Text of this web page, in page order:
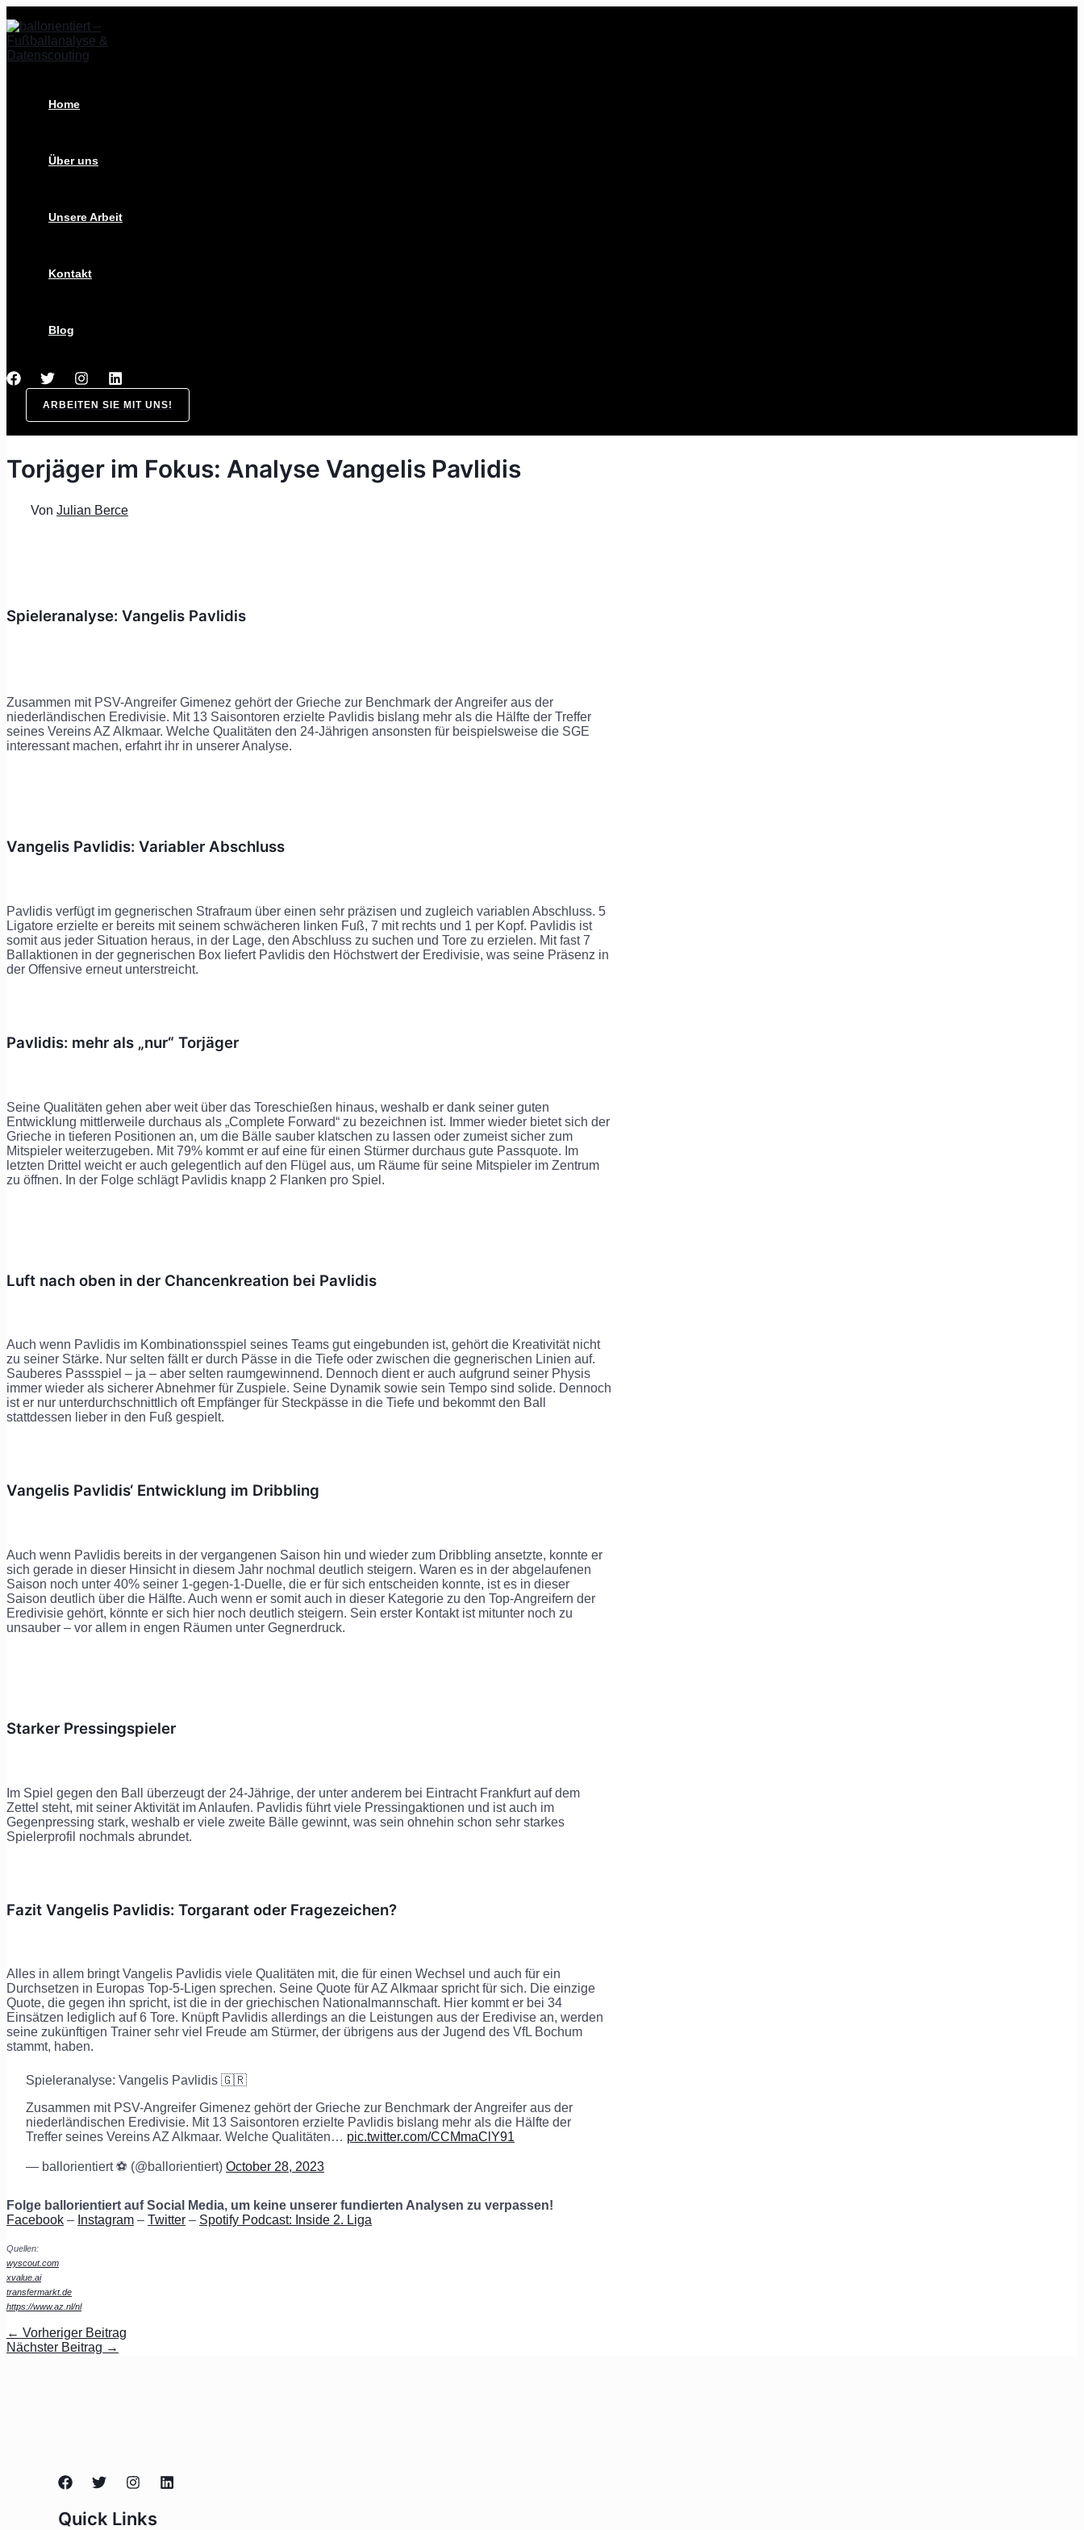
Zum
Inhalt
springen
Home
Über uns
Unsere Arbeit
Kontakt
Blog
ARBEITEN SIE MIT UNS!
Torjäger im Fokus: Analyse Vangelis Pavlidis
Von Julian Berce
Spieleranalyse: Vangelis Pavlidis
Zusammen mit PSV-Angreifer Gimenez gehört der Grieche zur Benchmark der Angreifer aus der
niederländischen Eredivisie. Mit 13 Saisontoren erzielte Pavlidis bislang mehr als die Hälfte der Treffer
seines Vereins AZ Alkmaar. Welche Qualitäten den 24-Jährigen ansonsten für beispielsweise die SGE
interessant machen, erfahrt ihr in unserer Analyse.
Vangelis Pavlidis: Variabler Abschluss
Pavlidis verfügt im gegnerischen Strafraum über einen sehr präzisen und zugleich variablen Abschluss. 5
Ligatore erzielte er bereits mit seinem schwächeren linken Fuß, 7 mit rechts und 1 per Kopf. Pavlidis ist
somit aus jeder Situation heraus, in der Lage, den Abschluss zu suchen und Tore zu erzielen. Mit fast 7
Ballaktionen in der gegnerischen Box liefert Pavlidis den Höchstwert der Eredivisie, was seine Präsenz in
der Offensive erneut unterstreicht.
Pavlidis: mehr als „nur“ Torjäger
Seine Qualitäten gehen aber weit über das Toreschießen hinaus, weshalb er dank seiner guten
Entwicklung mittlerweile durchaus als „Complete Forward“ zu bezeichnen ist. Immer wieder bietet sich der
Grieche in tieferen Positionen an, um die Bälle sauber klatschen zu lassen oder zumeist sicher zum
Mitspieler weiterzugeben. Mit 79% kommt er auf eine für einen Stürmer durchaus gute Passquote. Im
letzten Drittel weicht er auch gelegentlich auf den Flügel aus, um Räume für seine Mitspieler im Zentrum
zu öffnen. In der Folge schlägt Pavlidis knapp 2 Flanken pro Spiel.
Luft nach oben in der Chancenkreation bei Pavlidis
Auch wenn Pavlidis im Kombinationsspiel seines Teams gut eingebunden ist, gehört die Kreativität nicht
zu seiner Stärke. Nur selten fällt er durch Pässe in die Tiefe oder zwischen die gegnerischen Linien auf.
Sauberes Passspiel – ja – aber selten raumgewinnend. Dennoch dient er auch aufgrund seiner Physis
immer wieder als sicherer Abnehmer für Zuspiele. Seine Dynamik sowie sein Tempo sind solide. Dennoch
ist er nur unterdurchschnittlich oft Empfänger für Steckpässe in die Tiefe und bekommt den Ball
stattdessen lieber in den Fuß gespielt.
Vangelis Pavlidis‘ Entwicklung im Dribbling
Auch wenn Pavlidis bereits in der vergangenen Saison hin und wieder zum Dribbling ansetzte, konnte er
sich gerade in dieser Hinsicht in diesem Jahr nochmal deutlich steigern. Waren es in der abgelaufenen
Saison noch unter 40% seiner 1-gegen-1-Duelle, die er für sich entscheiden konnte, ist es in dieser
Saison deutlich über die Hälfte. Auch wenn er somit auch in dieser Kategorie zu den Top-Angreifern der
Eredivisie gehört, könnte er sich hier noch deutlich steigern. Sein erster Kontakt ist mitunter noch zu
unsauber – vor allem in engen Räumen unter Gegnerdruck.
Starker Pressingspieler
Im Spiel gegen den Ball überzeugt der 24-Jährige, der unter anderem bei Eintracht Frankfurt auf dem
Zettel steht, mit seiner Aktivität im Anlaufen. Pavlidis führt viele Pressingaktionen und ist auch im
Gegenpressing stark, weshalb er viele zweite Bälle gewinnt, was sein ohnehin schon sehr starkes
Spielerprofil nochmals abrundet.
Fazit Vangelis Pavlidis: Torgarant oder Fragezeichen?
Alles in allem bringt Vangelis Pavlidis viele Qualitäten mit, die für einen Wechsel und auch für ein
Durchsetzen in Europas Top-5-Ligen sprechen. Seine Quote für AZ Alkmaar spricht für sich. Die einzige
Quote, die gegen ihn spricht, ist die in der griechischen Nationalmannschaft. Hier kommt er bei 34
Einsätzen lediglich auf 6 Tore. Knüpft Pavlidis allerdings an die Leistungen aus der Eredivise an, werden
seine zukünftigen Trainer sehr viel Freude am Stürmer, der übrigens aus der Jugend des VfL Bochum
stammt, haben.
Spieleranalyse: Vangelis Pavlidis 🇬🇷
Zusammen mit PSV-Angreifer Gimenez gehört der Grieche zur Benchmark der Angreifer aus der
niederländischen Eredivisie. Mit 13 Saisontoren erzielte Pavlidis bislang mehr als die Hälfte der
Treffer seines Vereins AZ Alkmaar. Welche Qualitäten… pic.twitter.com/CCMmaClY91
— ballorientiert ⚽️ (@ballorientiert) October 28, 2023
Folge ballorientiert auf Social Media, um keine unserer fundierten Analysen zu verpassen!
Facebook – Instagram – Twitter – Spotify Podcast: Inside 2. Liga
Quellen:
wyscout.com
xvalue.ai
transfermarkt.de
https://www.az.nl/nl
Post
navigation
← Vorheriger Beitrag
Nächster Beitrag →
Quick Links